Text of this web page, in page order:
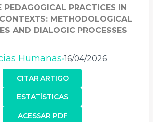
PEDAGOGICAL PRACTICES IN
METHODOLOGICAL
AND DIALOGIC PROCESSES
Humanas•16/04/2026
CITAR ARTIGO
ACESSAR PDF
ESTATÍSTICAS